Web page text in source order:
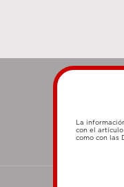
La
con el artículo
como con las